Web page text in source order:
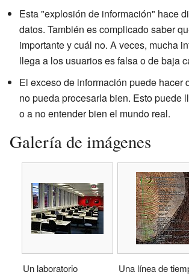
Esta "explosión de información" hace
datos. También es complicado saber
importante y cuál no. A veces, mucha
llega a los usuarios es falsa o de baja
El exceso de información puede hacer
no pueda procesarla bien. Esto puede
o a no entender bien el mundo real.
Galería de imágenes
Un laboratorio
Una línea de